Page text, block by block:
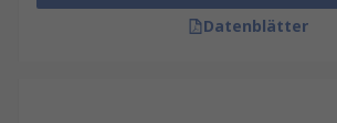
Datenblätter